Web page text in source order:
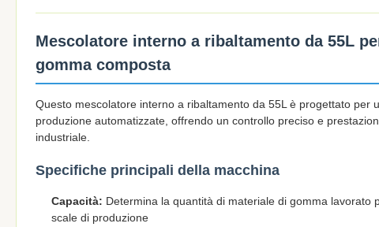
Mescolatore interno a ribaltamento da 55L
gomma composta
Questo mescolatore interno a ribaltamento da 55L è progettato
produzione automatizzate, offrendo un controllo preciso e
industriale.
Specifiche principali della macchina
Capacità: Determina la quantità di materiale di gomma
scale di produzione